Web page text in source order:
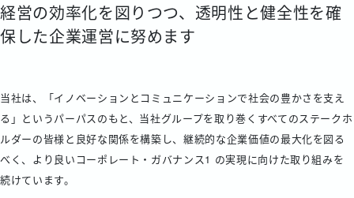
経営の効率化を図りつつ、 透明性と健全性を確
保した企業運営に努めます
当社は、「イノベーションとコミュニケーションで社会の豊かさを支え
る」というパーパスのもと、当社グループを取り巻くすべてのステークホ
ルダーの皆様と良好な関係を構築し、継続的な企業価値の最大化を図る
べく、より良いコーポレート・ガバナンス1 の実現に向けた取り組みを
続けています。